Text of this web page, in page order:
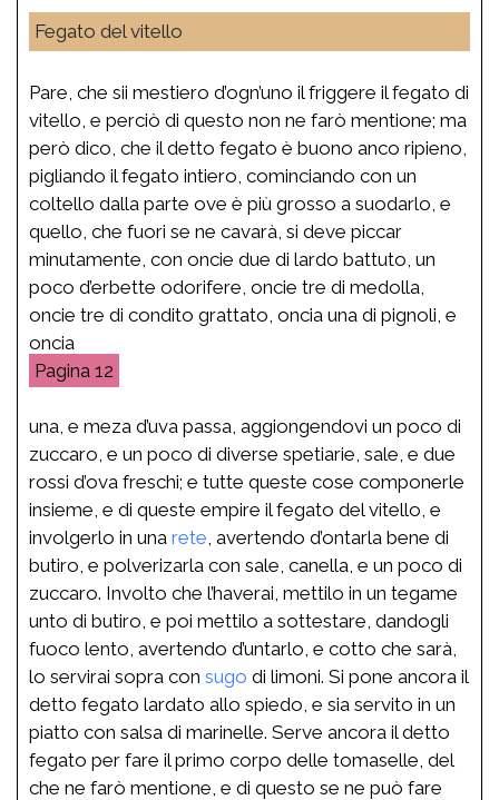
Fegato del vitello
Pare, che sii mestiero d’ogn’uno il friggere il fegato di
vitello, e perciò di questo non ne farò mentione; ma
però dico, che il detto fegato è buono anco ripieno,
pigliando il fegato intiero, cominciando con un
coltello dalla parte ove è più grosso a suodarlo, e
quello, che fuori se ne cavarà, si deve piccar
minutamente, con oncie due di lardo battuto, un
poco d’erbette odorifere, oncie tre di medolla,
oncie tre di condito grattato, oncia una di pignoli, e
oncia
12
una, e meza d’uva passa, aggiongendovi un poco di
zuccaro, e un poco di diverse spetiarie, sale, e due
rossi d’ova freschi; e tutte queste cose componerle
insieme, e di queste empire il fegato del vitello, e
involgerlo in una rete , avertendo d’ontarla bene di
butiro, e polverizarla con sale, canella, e un poco di
zuccaro. Involto che l’haverai, mettilo in un tegame
unto di butiro, e poi mettilo a sottestare, dandogli
fuoco lento, avertendo d’untarlo, e cotto che sarà,
lo servirai sopra con sugo di limoni. Si pone ancora il
detto fegato lardato allo spiedo, e sia servito in un
piatto con salsa di marinelle. Serve ancora il detto
fegato per fare il primo corpo delle tomaselle, del
che ne farò mentione, e di questo se ne può fare